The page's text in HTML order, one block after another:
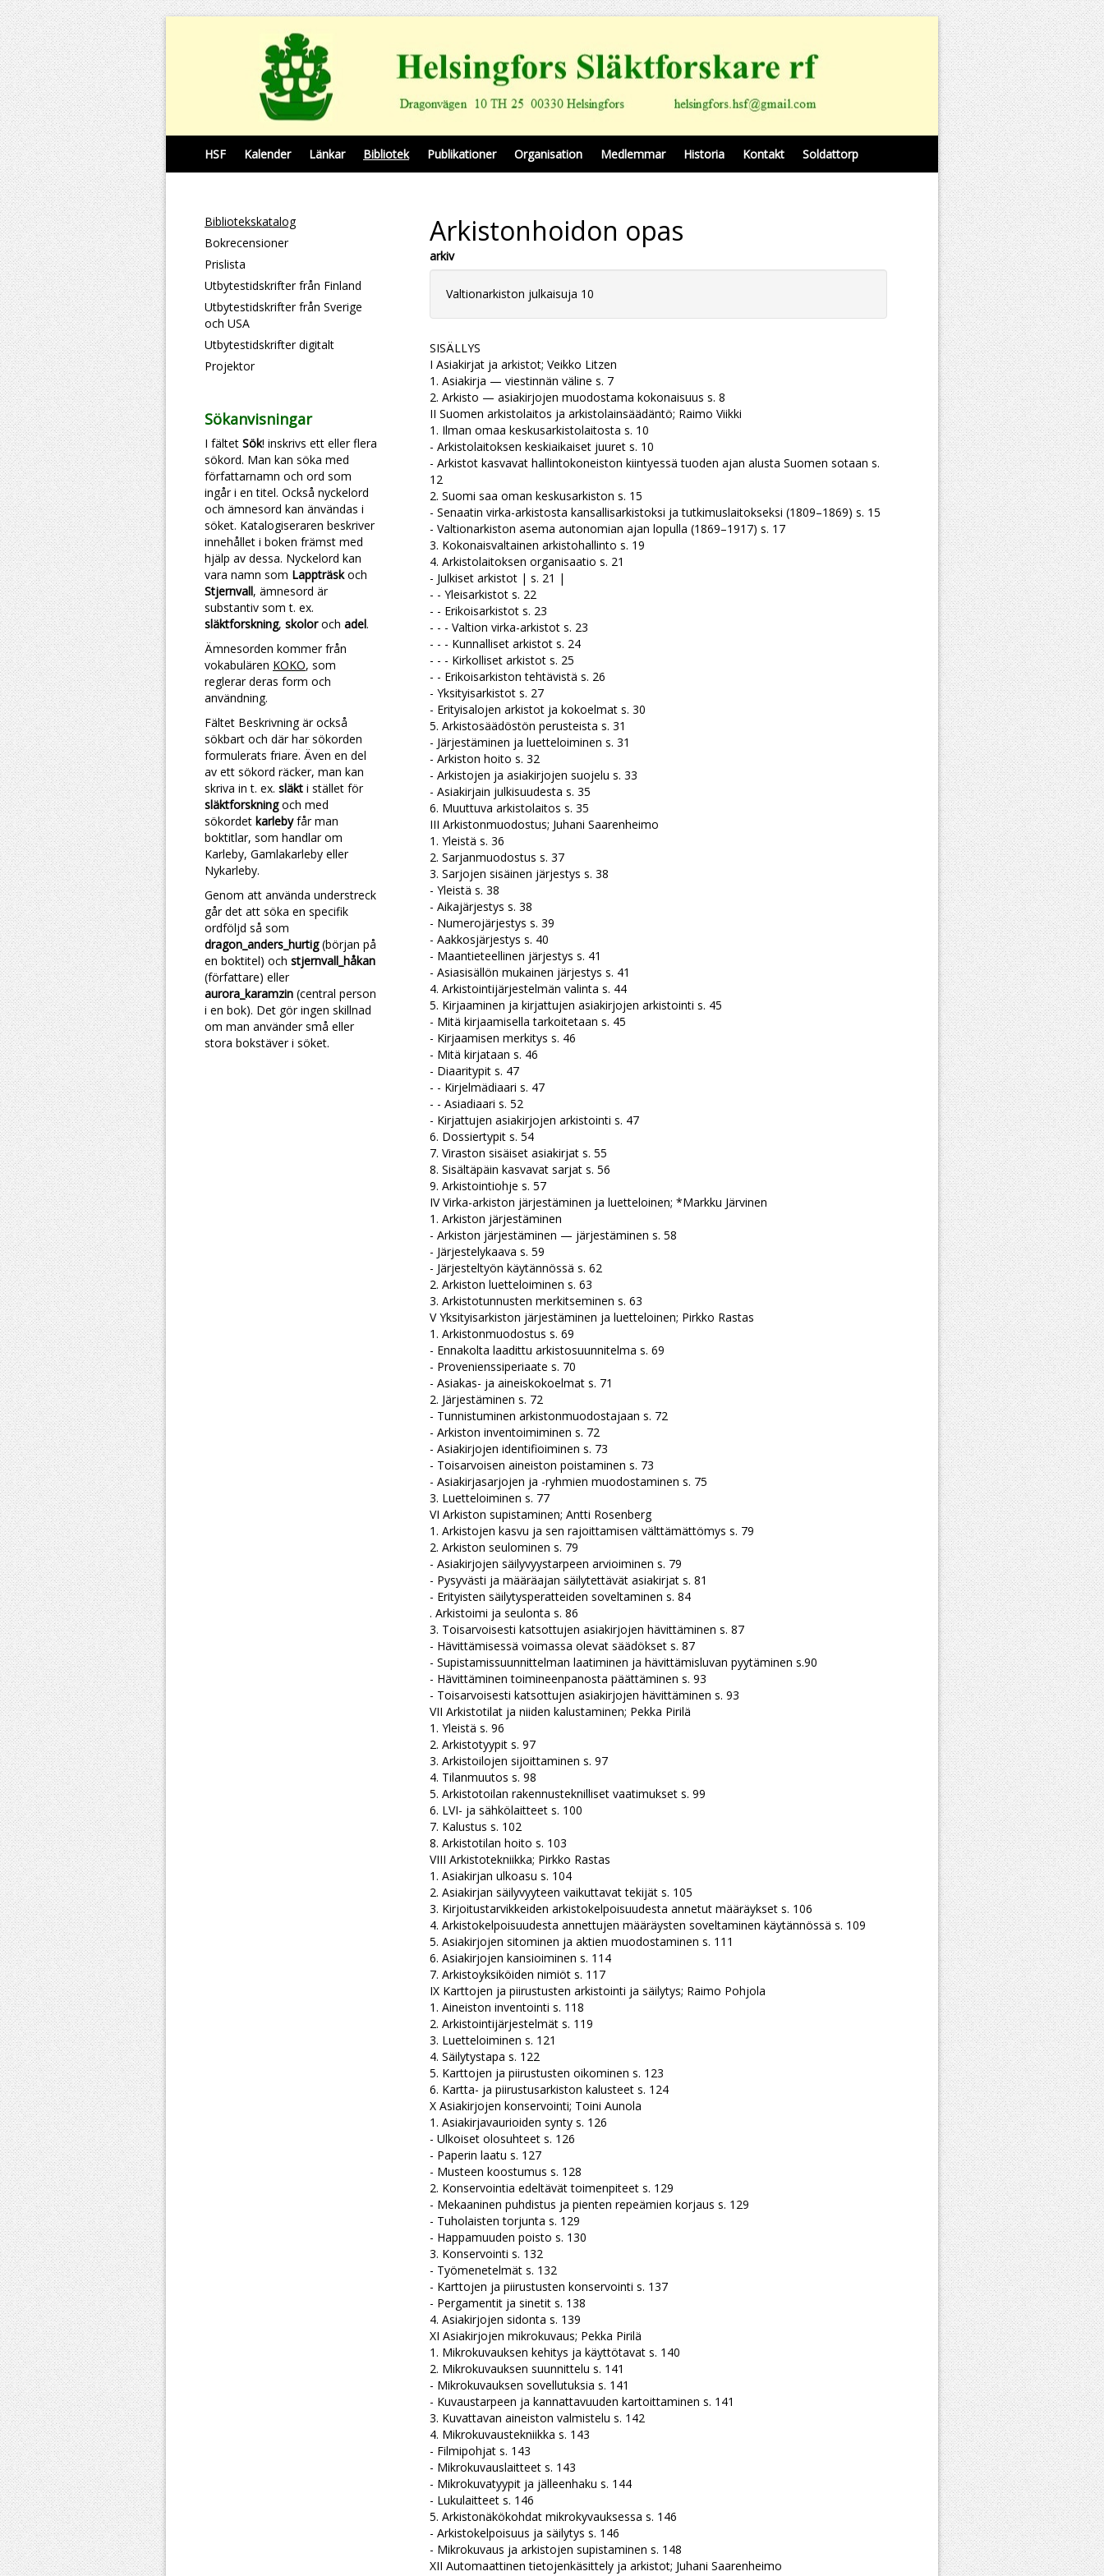
HSF Kalender Länkar Bibliotek Publikationer Organisation Medlemmar Historia Kontakt Soldattorp
Bibliotekskatalog
Bokrecensioner
Prislista
Utbytestidskrifter från Finland
Utbytestidskrifter från Sverige
och USA
Utbytestidskrifter digitalt
Projektor
Sökanvisningar
I fältet Sök! inskrivs ett eller flera
sökord. Man kan söka med
författarnamn och ord som
ingår i en titel. Också nyckelord
och ämnesord kan änvändas i
söket. Katalogiseraren beskriver
innehållet i boken främst med
hjälp av dessa. Nyckelord kan
vara namn som Lappträskoch
Stjernvall, ämnesord är
substantiv som t. ex.
släktforskning, skoloroch adel.
Ämnesorden kommer från
vokabulären KOKO, som
reglerar deras form och
användning.
Fältet Beskrivning är också
sökbart och där har sökorden
formulerats friare. Även en del
av ett sökord räcker, man kan
skriva in t. ex. släkt i stället för
släktforskningoch med
sökordet karlebyfår man
boktitlar, som handlar om
Karleby, Gamlakarleby eller
Nykarleby.
Genom att använda understreck
går det att söka en specifik
ordföljd så som
dragon_anders_hurtig(början på
en boktitel) och stjernvall_håkan
(författare) eller
aurora_karamzin (central person
i en bok). Det gör ingen skillnad
om man använder små eller
stora bokstäver i söket.
Arkistonhoidon opas
arkiv
Valtionarkiston julkaisuja 10
SISÄLLYS
I Asiakirjat ja arkistot; Veikko Litzen
1. Asiakirja — viestinnän väline s. 7
2. Arkisto — asiakirjojen muodostama kokonaisuus s. 8
II Suomen arkistolaitos ja arkistolainsäädäntö; Raimo Viikki
1. Ilman omaa keskusarkistolaitosta s. 10
- Arkistolaitoksen keskiaikaiset juuret s. 10
- Arkistot kasvavat hallintokoneiston kiintyessä tuoden ajan alusta Suomen sotaan s.
12
2. Suomi saa oman keskusarkiston s. 15
- Senaatin virka-arkistosta kansallisarkistoksi ja tutkimuslaitokseksi (1809–1869) s. 15
- Valtionarkiston asema autonomian ajan lopulla (1869–1917) s. 17
3. Kokonaisvaltainen arkistohallinto s. 19
4. Arkistolaitoksen organisaatio s. 21
- Julkiset arkistot | s. 21 |
- - Yleisarkistot s. 22
- - Erikoisarkistot s. 23
- - - Valtion virka-arkistot s. 23
- - - Kunnalliset arkistot s. 24
- - - Kirkolliset arkistot s. 25
- - Erikoisarkiston tehtävistä s. 26
- Yksityisarkistot s. 27
- Erityisalojen arkistot ja kokoelmat s. 30
5. Arkistosäädöstön perusteista s. 31
- Järjestäminen ja luetteloiminen s. 31
- Arkiston hoito s. 32
- Arkistojen ja asiakirjojen suojelu s. 33
- Asiakirjain julkisuudesta s. 35
6. Muuttuva arkistolaitos s. 35
III Arkistonmuodostus; Juhani Saarenheimo
1. Yleistä s. 36
2. Sarjanmuodostus s. 37
3. Sarjojen sisäinen järjestys s. 38
- Yleistä s. 38
- Aikajärjestys s. 38
- Numerojärjestys s. 39
- Aakkosjärjestys s. 40
- Maantieteellinen järjestys s. 41
- Asiasisällön mukainen järjestys s. 41
4. Arkistointijärjestelmän valinta s. 44
5. Kirjaaminen ja kirjattujen asiakirjojen arkistointi s. 45
- Mitä kirjaamisella tarkoitetaan s. 45
- Kirjaamisen merkitys s. 46
- Mitä kirjataan s. 46
- Diaaritypit s. 47
- - Kirjelmädiaari s. 47
- - Asiadiaari s. 52
- Kirjattujen asiakirjojen arkistointi s. 47
6. Dossiertypit s. 54
7. Viraston sisäiset asiakirjat s. 55
8. Sisältäpäin kasvavat sarjat s. 56
9. Arkistointiohje s. 57
IV Virka-arkiston järjestäminen ja luetteloinen; *Markku Järvinen
1. Arkiston järjestäminen
- Arkiston järjestäminen — järjestäminen s. 58
- Järjestelykaava s. 59
- Järjesteltyön käytännössä s. 62
2. Arkiston luetteloiminen s. 63
3. Arkistotunnusten merkitseminen s. 63
V Yksityisarkiston järjestäminen ja luetteloinen; Pirkko Rastas
1. Arkistonmuodostus s. 69
- Ennakolta laadittu arkistosuunnitelma s. 69
- Provenienssiperiaate s. 70
- Asiakas- ja aineiskokoelmat s. 71
2. Järjestäminen s. 72
- Tunnistuminen arkistonmuodostajaan s. 72
- Arkiston inventoimiminen s. 72
- Asiakirjojen identifioiminen s. 73
- Toisarvoisen aineiston poistaminen s. 73
- Asiakirjasarjojen ja -ryhmien muodostaminen s. 75
3. Luetteloiminen s. 77
VI Arkiston supistaminen; Antti Rosenberg
1. Arkistojen kasvu ja sen rajoittamisen välttämättömys s. 79
2. Arkiston seulominen s. 79
- Asiakirjojen säilyvyystarpeen arvioiminen s. 79
- Pysyvästi ja määräajan säilytettävät asiakirjat s. 81
- Erityisten säilytysperatteiden soveltaminen s. 84
. Arkistoimi ja seulonta s. 86
3. Toisarvoisesti katsottujen asiakirjojen hävittäminen s. 87
- Hävittämisessä voimassa olevat säädökset s. 87
- Supistamissuunnittelman laatiminen ja hävittämisluvan pyytäminen s.90
- Hävittäminen toimineenpanosta päättäminen s. 93
- Toisarvoisesti katsottujen asiakirjojen hävittäminen s. 93
VII Arkistotilat ja niiden kalustaminen; Pekka Pirilä
1. Yleistä s. 96
2. Arkistotyypit s. 97
3. Arkistoilojen sijoittaminen s. 97
4. Tilanmuutos s. 98
5. Arkistotoilan rakennusteknilliset vaatimukset s. 99
6. LVI- ja sähkölaitteet s. 100
7. Kalustus s. 102
8. Arkistotilan hoito s. 103
VIII Arkistotekniikka; Pirkko Rastas
1. Asiakirjan ulkoasu s. 104
2. Asiakirjan säilyvyyteen vaikuttavat tekijät s. 105
3. Kirjoitustarvikkeiden arkistokelpoisuudesta annetut määräykset s. 106
4. Arkistokelpoisuudesta annettujen määräysten soveltaminen käytännössä s. 109
5. Asiakirjojen sitominen ja aktien muodostaminen s. 111
6. Asiakirjojen kansioiminen s. 114
7. Arkistoyksiköiden nimiöt s. 117
IX Karttojen ja piirustusten arkistointi ja säilytys; Raimo Pohjola
1. Aineiston inventointi s. 118
2. Arkistointijärjestelmät s. 119
3. Luetteloiminen s. 121
4. Säilytystapa s. 122
5. Karttojen ja piirustusten oikominen s. 123
6. Kartta- ja piirustusarkiston kalusteet s. 124
X Asiakirjojen konservointi; Toini Aunola
1. Asiakirjavaurioiden synty s. 126
- Ulkoiset olosuhteet s. 126
- Paperin laatu s. 127
- Musteen koostumus s. 128
2. Konservointia edeltävät toimenpiteet s. 129
- Mekaaninen puhdistus ja pienten repeämien korjaus s. 129
- Tuholaisten torjunta s. 129
- Happamuuden poisto s. 130
3. Konservointi s. 132
- Työmenetelmät s. 132
- Karttojen ja piirustusten konservointi s. 137
- Pergamentit ja sinetit s. 138
4. Asiakirjojen sidonta s. 139
XI Asiakirjojen mikrokuvaus; Pekka Pirilä
1. Mikrokuvauksen kehitys ja käyttötavat s. 140
2. Mikrokuvauksen suunnittelu s. 141
- Mikrokuvauksen sovellutuksia s. 141
- Kuvaustarpeen ja kannattavuuden kartoittaminen s. 141
3. Kuvattavan aineiston valmistelu s. 142
4. Mikrokuvaustekniikka s. 143
- Filmipohjat s. 143
- Mikrokuvauslaitteet s. 143
- Mikrokuvatyypit ja jälleenhaku s. 144
- Lukulaitteet s. 146
5. Arkistonäkökohdat mikrokyvauksessa s. 146
- Arkistokelpoisuus ja säilytys s. 146
- Mikrokuvaus ja arkistojen supistaminen s. 148
XII Automaattinen tietojenkäsittely ja arkistot; Juhani Saarenheimo